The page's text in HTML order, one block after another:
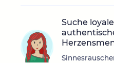
Suche